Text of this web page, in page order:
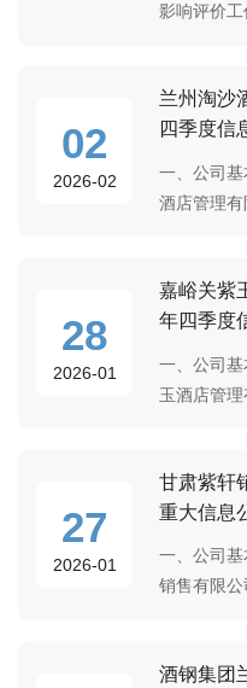
影响评价
峪关宏电铁
02
2026-02
兰州淘沙
四季度信
一、公司
酒店管理
饮服务；住
28
2026-01
嘉峪关紫
年四季度
一、公司
玉酒店管
范围：餐饮
酒
27
2026-01
甘肃紫轩
重大信息
一、公司
销售有限公
嘉峪关市胜
酒钢集团